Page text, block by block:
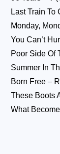
Last Train
Monday,
You Can’t
Poor Side Of
Summer In
Born Free –
These Boots
What